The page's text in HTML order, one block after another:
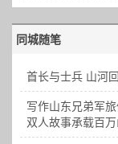
同城随笔
首长与士兵 山河
写作山东兄弟军
双人故事承载百